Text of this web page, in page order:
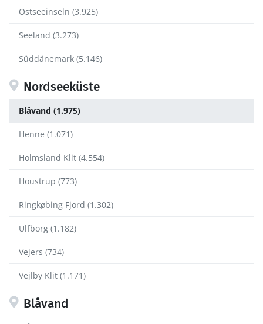
Ostseeinseln (3.925)
Seeland (3.273)
Süddänemark (5.146)
Nordseeküste
Blåvand (1.975)
Henne (1.071)
Holmsland Klit (4.554)
Houstrup (773)
Ringkøbing Fjord (1.302)
Ulfborg (1.182)
Vejers (734)
Vejlby Klit (1.171)
Blåvand